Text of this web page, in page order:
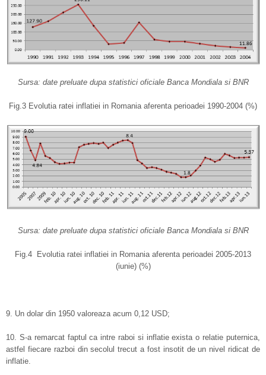
Sursa: date preluate dupa statistici oficiale Banca Mondiala si BNR
Fig.3 Evolutia ratei inflatiei in Romania aferenta perioadei 1990-2004 (%)
Sursa: date preluate dupa statistici oficiale Banca Mondiala si BNR
Fig.4 Evolutia ratei inflatiei in Romania aferenta perioadei 2005-2013
(iunie) (%)
9. Un dolar din 1950 valoreaza acum 0,12 USD;
10. S-a remarcat faptul ca intre raboi si inflatie exista o relatie puternica,
astfel fiecare razboi din secolul trecut a fost insotit de un nivel ridicat de
inflatie.